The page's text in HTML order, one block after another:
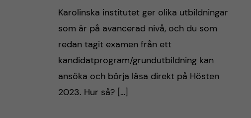
Karolinska institutet ger olika utbildningar
som är på avancerad nivå, och du som
redan tagit examen från ett
kandidatprogram/grundutbildning kan
ansöka och börja läsa direkt på Hösten
2023. Hur så? […]